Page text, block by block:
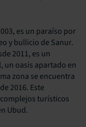
es un paraíso por
y bullicio de Sanur.
2011, es un
un oasis apartado en
zona se encuentra
2016. Este
turísticos
Ubud.